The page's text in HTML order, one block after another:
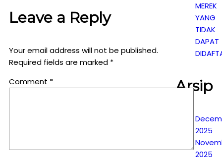
Leave a Reply
Your email address will not be published.
Required fields are marked *
Comment *
MEREK
YANG
TIDAK
DAPAT
Arsip
2025
2025